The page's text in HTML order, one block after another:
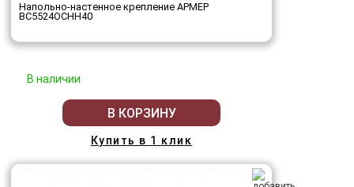
Напольно-настенное крепление АРМЕР
ВС5524ОСНН40
В наличии
В КОРЗИНУ
Купить в 1 клик